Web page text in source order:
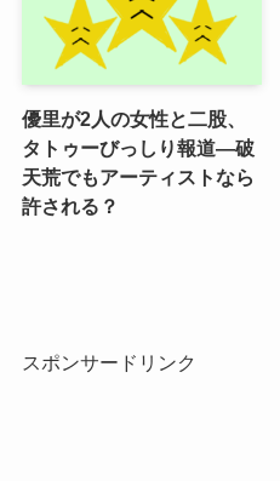
優里が2人の女性と二股、
タトゥーびっしり報道―破
天荒でもアーティストなら
許される？
スポンサードリンク